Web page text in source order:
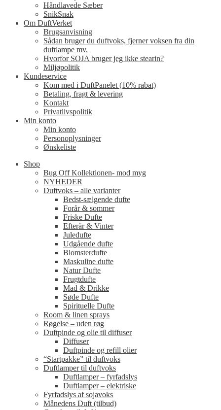
Håndlavede Sæber
SnikSnak
Om DuftVerket
Brugsanvisning
Sådan bruger du duftvoks, fjerner voksen fra din
duftlampe mv.
Hvorfor SOJA bruger jeg ikke stearin?
Miljøpolitik
Kundeservice
Kom med i DuftPanelet (10% rabat)
Betaling, fragt & levering
Kontakt
Privatlivspolitik
Min konto
Min konto
Personoplysninger
Ønskeliste
Shop
Bug Off Kollektionen- mod myg
NYHEDER
Duftvoks – alle varianter
Bedst-sælgende dufte
Forår & sommer
Friske Dufte
Efterår & Vinter
Juledufte
Udgående dufte
Blomsterdufte
Maskuline dufte
Natur Dufte
Frugtdufte
Mad & Drikke
Søde Dufte
Spirituelle Dufte
Room & linen sprays
Røgelse – uden røg
Duftpinde og olie til diffuser
Diffuser
Duftpinde og refill olier
“Startpakke” til duftvoks
Duftlamper til duftvoks
Duftlamper – fyrfadslys
Duftlamper – elektriske
Fyrfadslys af sojavoks
Månedens Duft (tilbud)